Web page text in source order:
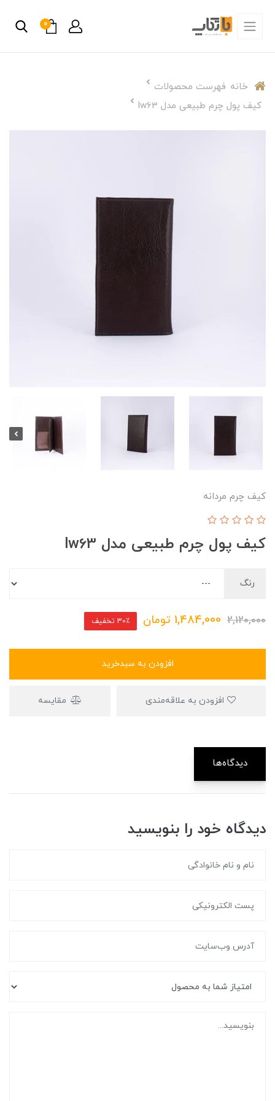
0
خانه فهرست محصولات
کیف پول چرم طبیعی مدل lw63
کیف چرم مردانه
کیف پول چرم طبیعی مدل lw63
رنگ
2,120,000
1,484,000 تومان 30٪ تخفیف
افزودن به سبدخرید
مقایسه
دیدگاه‌ها
دیدگاه خود را بنویسید